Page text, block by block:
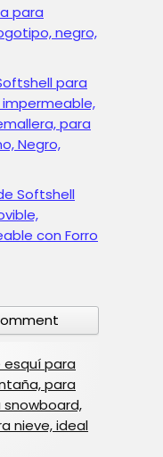
para
negro,
para
para
Negro,
Softshell
con Forro
esquí para
para
nieve, ideal